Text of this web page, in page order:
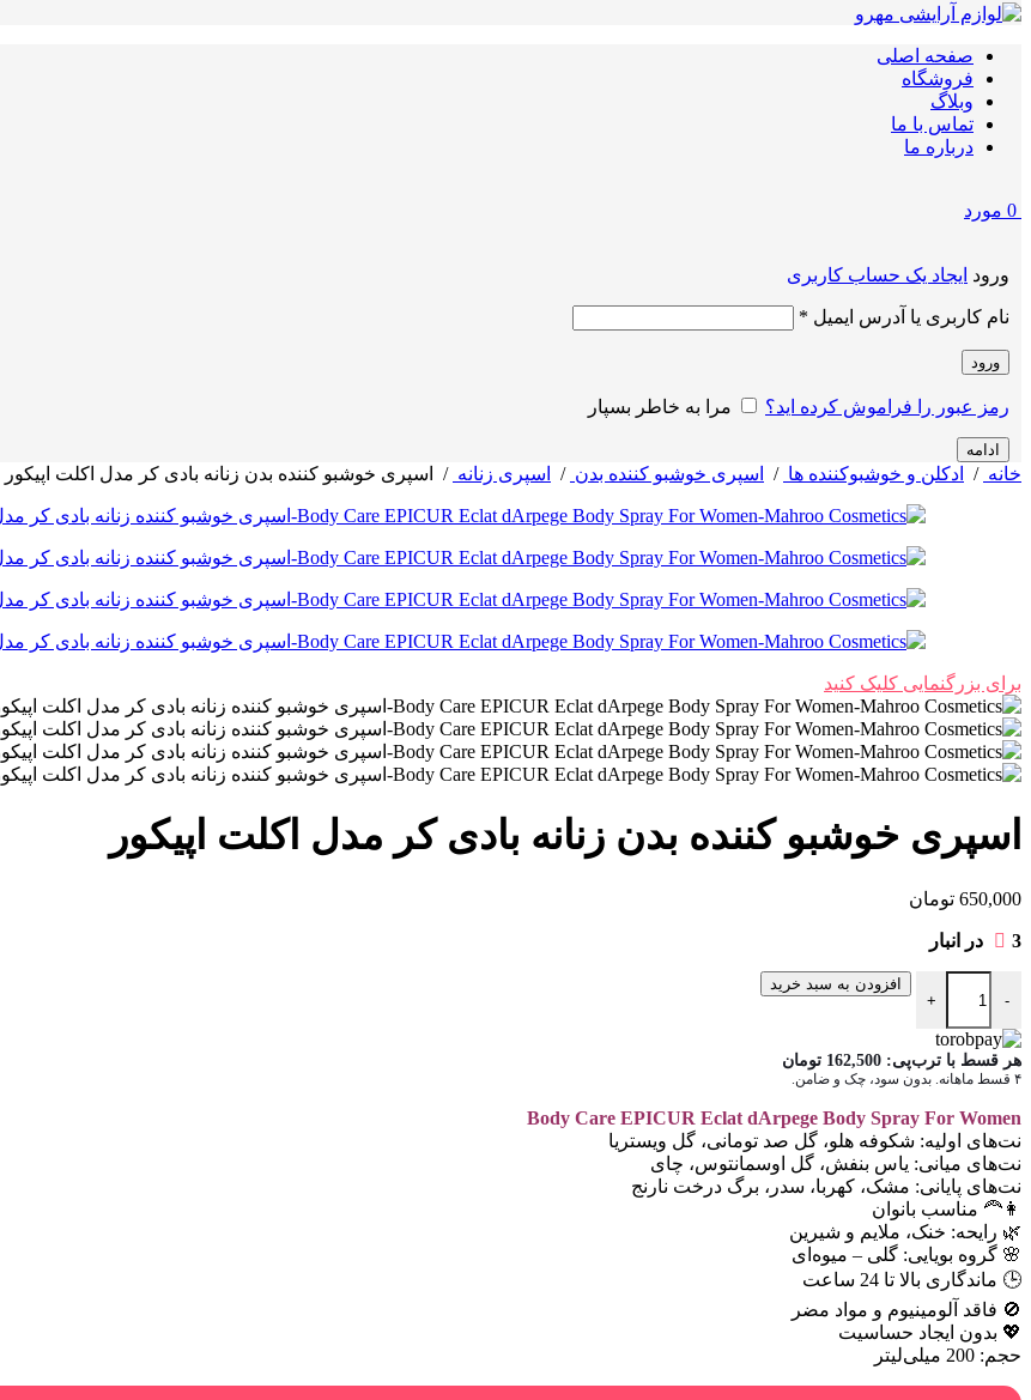
صفحه اصلی
فروشگاه
وبلاگ
تماس با ما
درباره ما
0 مورد
ورود ایجاد یک حساب کاربری
نام کاربری یا آدرس ایمیل *
ورود
رمز عبور را فراموش کرده اید؟ مرا به خاطر بسپار
ادامه
خانه / ادکلن و خوشبوکننده ها / اسپری خوشبو کننده بدن / اسپری زنانه / اسپری خوشبو کننده بدن زنانه بادی کر مدل اکلت اپیکور
برای بزرگنمایی کلیک کنید
اسپری خوشبو کننده بدن زنانه بادی کر مدل اکلت اپیکور
650,000 تومان
3 در انبار
-
اسپری خوشبو کننده بدن زنانه بادی کر مدل اکلت اپیکور عدد
+
افزودن به سبد خرید
هر قسط با ترب‌پی: 162,500 تومان
۴ قسط ماهانه. بدون سود، چک و ضامن.
Body Care EPICUR Eclat dArpege Body Spray For Women
نت‌های اولیه: شکوفه هلو، گل صد تومانی، گل ویستریا
نت‌های میانی: یاس بنفش، گل اوسمانتوس، چای
نت‌های پایانی: مشک، کهربا، سدر، برگ درخت نارنج
👩‍🦰 مناسب بانوان
🌿 رایحه: خنک، ملایم و شیرین
🌸 گروه بویایی: گلی – میوه‌ای
🕒 ماندگاری بالا تا 24 ساعت
🚫 فاقد آلومینیوم و مواد مضر
💖 بدون ایجاد حساسیت
حجم: 200 میلی‌لیتر